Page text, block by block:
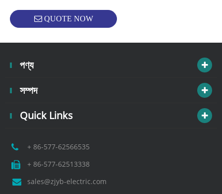
QUOTE NOW
পণ্য
সম্পদ
Quick Links
+ 86-577-62566535
+ 86-577-62513338
sales@zjyb-electric.com